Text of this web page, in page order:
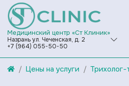
Медицинский центр «Ст Клиник»
Назрань ул. Чеченская, д. 2
+7 (964) 055-50-50
Цены на услуги Трихолог-